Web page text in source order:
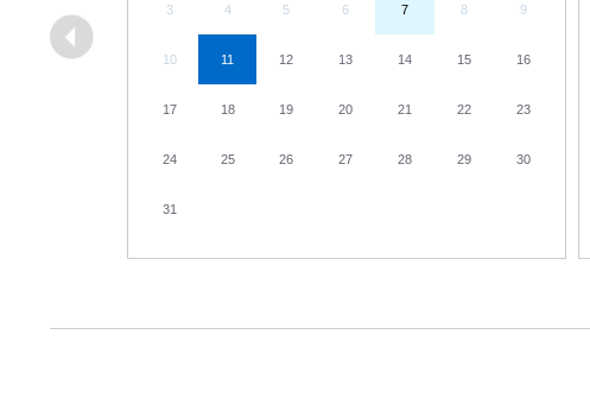
3 4 5 6 7 8 9
10 11 12 13 14 15 16
17 18 19 20 21 22 23
24 25 26 27 28 29 30
31